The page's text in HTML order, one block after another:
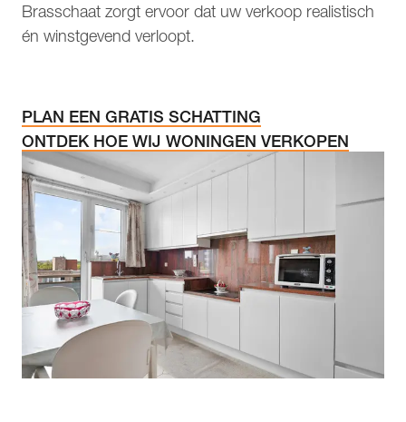
Brasschaat zorgt ervoor dat uw verkoop realistisch
én winstgevend verloopt.
PLAN EEN GRATIS SCHATTING
ONTDEK HOE WIJ WONINGEN VERKOPEN